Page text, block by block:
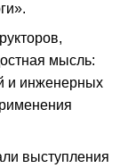
мысль:
и инженерных
выступления